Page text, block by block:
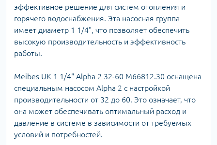
эффективное решение для систем отопления и
горячего водоснабжения. Эта насосная группа
имеет диаметр 1 1/4", что позволяет обеспечить
высокую производительность и эффективность
работы.
Meibes UK 1 1/4" Alpha 2 32-60 M66812.30 оснащена
специальным насосом Alpha 2 с настройкой
производительности от 32 до 60. Это означает, что
она может обеспечивать оптимальный расход и
давление в системе в зависимости от требуемых
условий и потребностей.